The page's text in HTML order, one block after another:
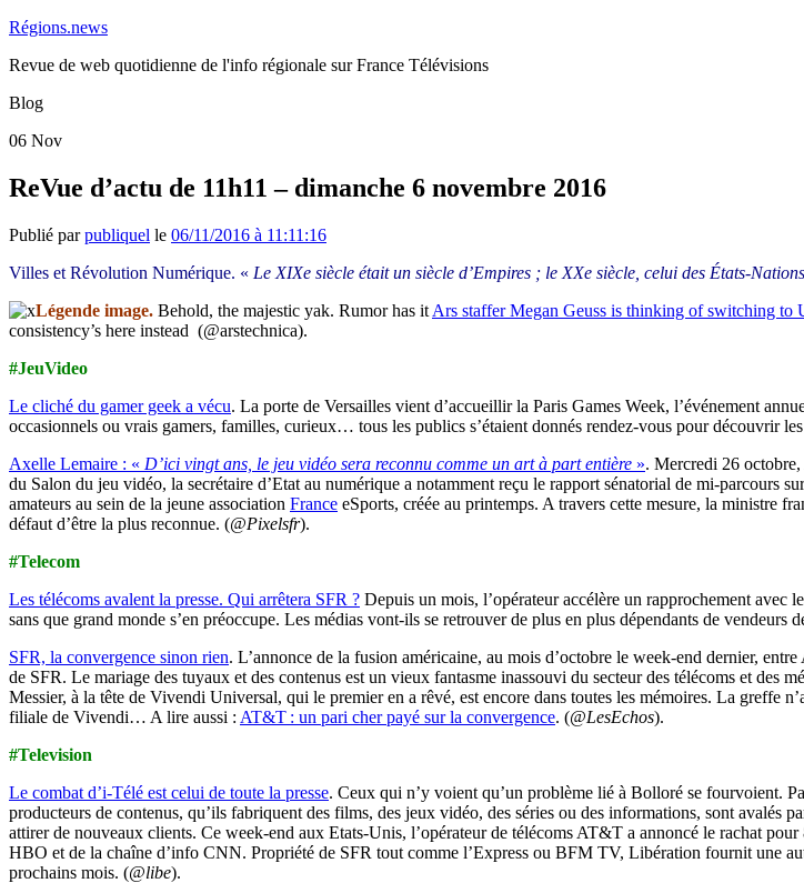
Régions.news
Revue de web quotidienne de l'info régionale sur France Télévisions
Blog
06 Nov
ReVue d’actu de 11h11 – dimanche 6 novembre 2016
Publié parpubliquel le 06/11/2016 à 11:11:16
Villes et Révolution Numérique. « Le XIXe siècle était un siècle d’Empires ; le XXe siècle, celui des États-
Légende image. Behold, the majestic yak. Rumor has it Ars staffer Megan Geuss is thinking of switching to
consistency’s here instead (@arstechnica).
#JeuVideo
Le cliché du gamer geek a vécu. La porte de Versailles vient d’accueillir la Paris Games Week, l’événement
occasionnels ou vrais gamers, familles, curieux… tous les publics s’étaient donnés rendez-vous pour découvrir
Axelle Lemaire : « D’ici vingt ans, le jeu vidéo sera reconnu comme un art à part entière ». Mercredi 26 octobre,
du Salon du jeu vidéo, la secrétaire d’Etat au numérique a notamment reçu le rapport sénatorial de mi-parcours
amateurs au sein de la jeune association France eSports, créée au printemps. A travers cette mesure, la ministre
défaut d’être la plus reconnue. (@Pixelsfr).
#Telecom
Les télécoms avalent la presse. Qui arrêtera SFR ? Depuis un mois, l’opérateur accélère un rapprochement avec
sans que grand monde s’en préoccupe. Les médias vont-ils se retrouver de plus en plus dépendants de vendeurs
SFR, la convergence sinon rien. L’annonce de la fusion américaine, au mois d’octobre le week-end dernier,
de SFR. Le mariage des tuyaux et des contenus est un vieux fantasme inassouvi du secteur des télécoms et des
Messier, à la tête de Vivendi Universal, qui le premier en a rêvé, est encore dans toutes les mémoires. La greffe
filiale de Vivendi… A lire aussi : AT&T : un pari cher payé sur la convergence. (@LesEchos).
#Television
Le combat d’i-Télé est celui de toute la presse. Ceux qui n’y voient qu’un problème lié à Bolloré se fourvoient.
producteurs de contenus, qu’ils fabriquent des films, des jeux vidéo, des séries ou des informations, sont avalés
attirer de nouveaux clients. Ce week-end aux Etats-Unis, l’opérateur de télécoms AT&T a annoncé le rachat
HBO et de la chaîne d’info CNN. Propriété de SFR tout comme l’Express ou BFM TV, Libération fournit une
prochains mois. (@libe).